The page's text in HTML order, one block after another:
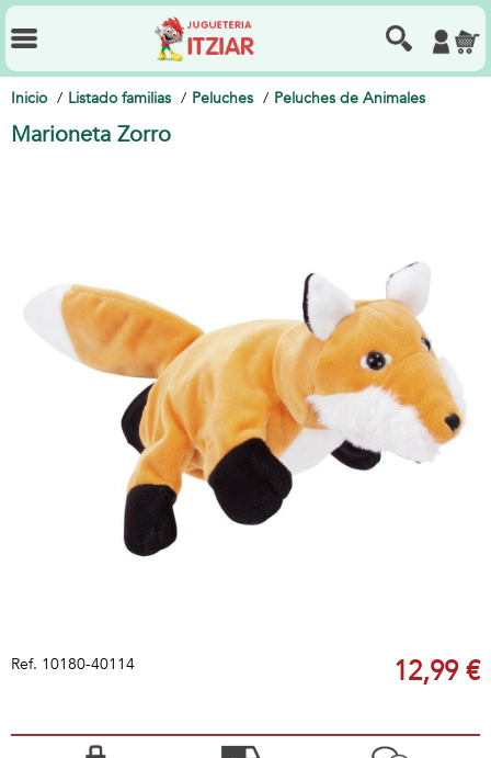
Inicio Listado familias Peluches Peluches de Animales
Marioneta Zorro
Ref. 10180-40114 12,99 €